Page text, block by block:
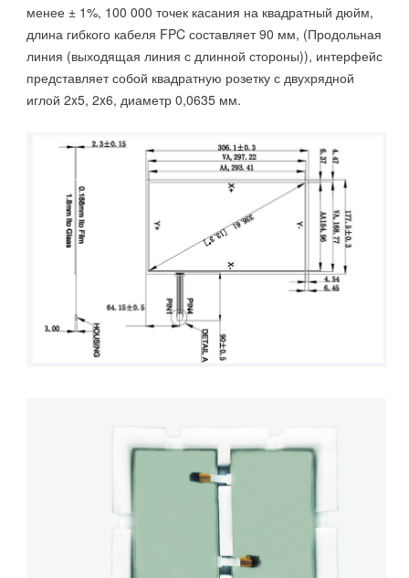
менее ± 1%, 100 000 точек касания на квадратный дюйм,
длина гибкого кабеля FPC составляет 90 мм, (Продольная
линия (выходящая линия с длинной стороны)), интерфейс
представляет собой квадратную розетку с двухрядной
иглой 2x5, 2x6, диаметр 0,0635 мм.